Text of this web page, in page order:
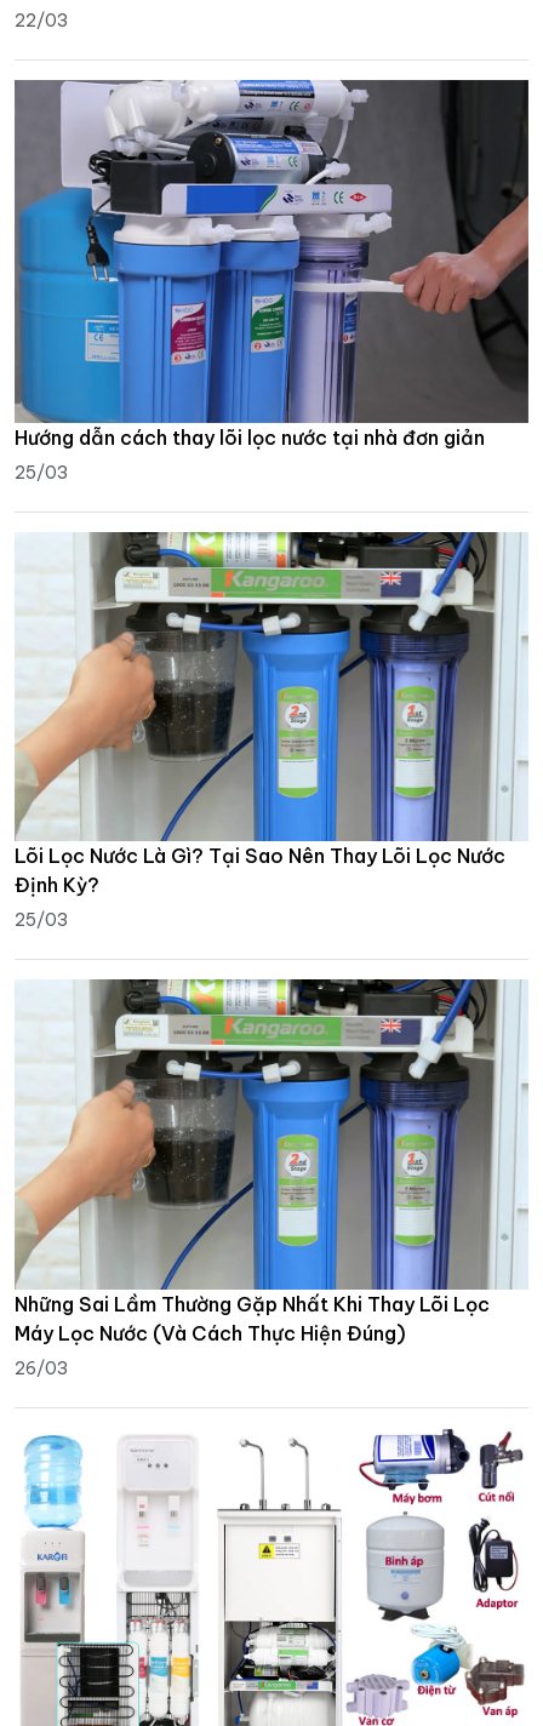
22/03
Hướng dẫn cách thay lõi lọc nước tại nhà đơn giản
25/03
Lõi Lọc Nước Là Gì? Tại Sao Nên Thay Lõi Lọc Nước
Định Kỳ?
25/03
Những Sai Lầm Thường Gặp Nhất Khi Thay Lõi Lọc
Máy Lọc Nước (Và Cách Thực Hiện Đúng)
26/03